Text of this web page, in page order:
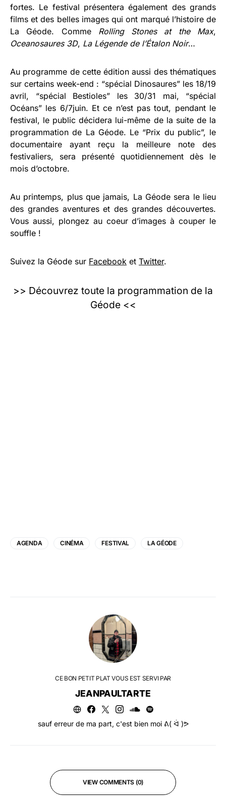
fortes. Le festival présentera également des grands
films et des belles images qui ont marqué l’histoire de
La Géode. Comme Rolling Stones at the Max,
Oceanosaures 3D, La Légende de l’Étalon Noir…
Au programme de cette édition aussi des thématiques
sur certains week-end : “spécial Dinosaures” les 18/19
avril, “spécial Bestioles” les 30/31 mai, “spécial
Océans” les 6/7juin. Et ce n’est pas tout, pendant le
festival, le public décidera lui-même de la suite de la
programmation de La Géode. Le “Prix du public”, le
documentaire ayant reçu la meilleure note des
festivaliers, sera présenté quotidiennement dès le
mois d’octobre.
Au printemps, plus que jamais, La Géode sera le lieu
des grandes aventures et des grandes découvertes.
Vous aussi, plongez au coeur d’images à couper le
souffle !
Suivez la Géode sur Facebook et Twitter.
>> Découvrez toute la programmation de la
Géode <<
AGENDA CINÉMA FESTIVAL LA GÉODE
CE BON PETIT PLAT VOUS EST SERVI PAR
JEANPAULTARTE
sauf erreur de ma part, c'est bien moi ᕕ( ᐛ )ᕗ
VIEW COMMENTS (0)